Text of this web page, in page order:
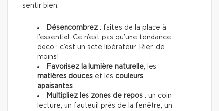
sentir bien.
Désencombrez : faites de la place à
l’essentiel. Ce n’est pas qu’une tendance
déco : c’est un acte libérateur. Rien de
moins!
Favorisez la lumière naturelle , les
matières douces et les couleurs
apaisantes
Multipliez les zones de repos : un coin
lecture, un fauteuil près de la fenêtre, un